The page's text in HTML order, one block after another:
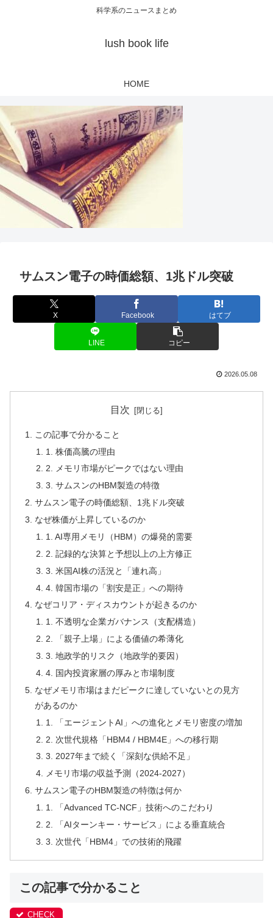
科学系のニュースまとめ
lush book life
HOME
サムスン電子の時価総額、1兆ドル突破
X Facebook はてブ
LINE コピー
2026.05.08
目次
この記事で分かること
1. 株価高騰の理由
2. メモリ市場がピークではない理由
3. サムスンのHBM製造の特徴
サムスン電子の時価総額、1兆ドル突破
なぜ株価が上昇しているのか
1. AI専用メモリ（HBM）の爆発的需要
2. 記録的な決算と予想以上の上方修正
3. 米国AI株の活況と「連れ高」
4. 韓国市場の「割安是正」への期待
なぜコリア・ディスカウントが起きるのか
1. 不透明な企業ガバナンス（支配構造）
2. 「親子上場」による価値の希薄化
3. 地政学的リスク（地政学的要因）
4. 国内投資家層の厚みと市場制度
なぜメモリ市場はまだピークに達していないとの見方
があるのか
1. 「エージェントAI」への進化とメモリ密度の増加
2. 次世代規格「HBM4 / HBM4E」への移行期
3. 2027年まで続く「深刻な供給不足」
メモリ市場の収益予測（2024-2027）
サムスン電子のHBM製造の特徴は何か
1. 「Advanced TC-NCF」技術へのこだわり
2. 「AIターンキー・サービス」による垂直統合
3. 次世代「HBM4」での技術的飛躍
この記事で分かること